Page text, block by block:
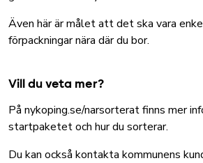
Även här är målet att det ska vara
förpackningar nära där du bor.
Vill du veta mer?
På nykoping.se/narsorterat finns mer
startpaketet och hur du sorterar.
Du kan också kontakta kommunens